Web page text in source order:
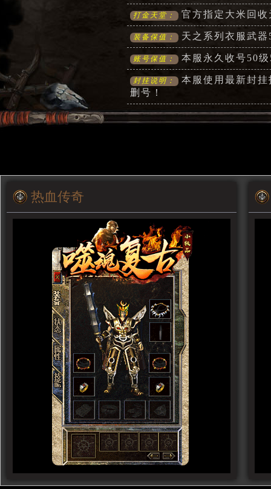
打金天堂： 官方指定大米回
装备保值： 天之系列衣服武
账号保值： 本服永久收号50
封挂说明：
本服使用最新封
删号！
热血传奇